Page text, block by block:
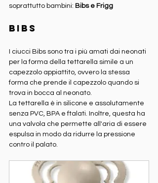
soprattutto bambini: Bibs e Frigg
Bibs
I ciucci Bibs sono tra i più amati dai neonati
per la forma della tettarella simile a un
capezzolo appiattito, ovvero la stessa
forma che prende il capezzolo quando si
trova in bocca al neonato.
La tettarella è in silicone e assolutamente
senza PVC, BPA e ftalati. Inoltre, questa ha
una valvola che permette all'aria di essere
espulsa in modo da ridurre la pressione
contro il palato.